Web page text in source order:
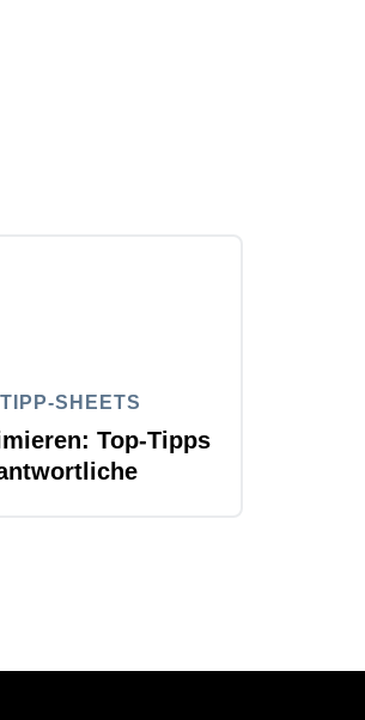
SHEETS
Top-Tipps